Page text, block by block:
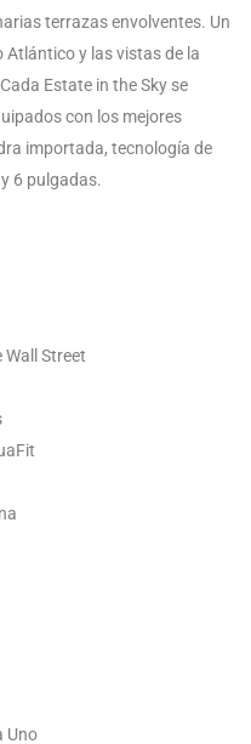
terrazas envolventes. Un
y las vistas de la
Estate in the Sky se
con los mejores
importada, tecnología de
6 pulgadas.
Wall Street
Uno